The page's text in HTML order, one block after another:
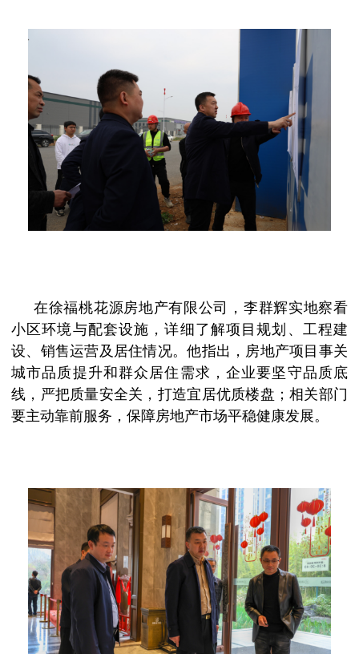
在徐福桃花源房地产有限公司，李群辉实地察看
小区环境与配套设施，详细了解项目规划、工程建
设、销售运营及居住情况。他指出，房地产项目事关
城市品质提升和群众居住需求，企业要坚守品质底
线，严把质量安全关，打造宜居优质楼盘；相关部门
要主动靠前服务，保障房地产市场平稳健康发展。